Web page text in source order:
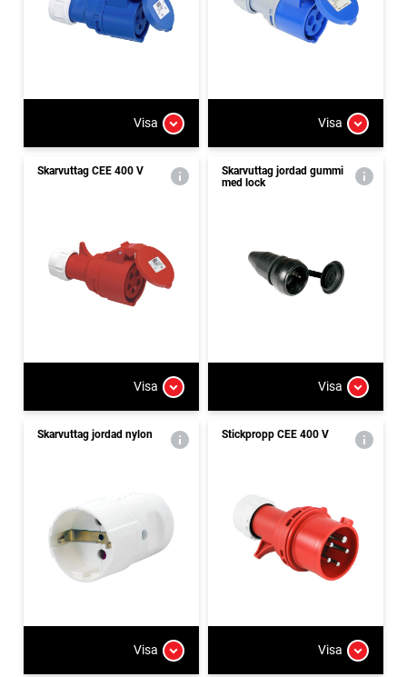
Visa Visa
Skarvuttag CEE 400 V
Visa
Skarvuttag jordad gummi
med lock
Visa
Skarvuttag jordad nylon
Visa
Stickpropp CEE 400 V
Visa